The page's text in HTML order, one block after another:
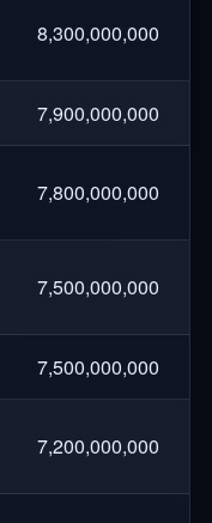
8,300,000,000
7,900,000,000
7,800,000,000
7,500,000,000
7,500,000,000
7,200,000,000